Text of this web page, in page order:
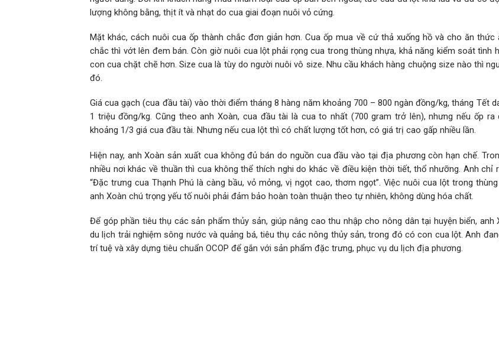
lượng không bằng, thịt ít và nhạt do cua giai đoạn nuôi vỏ cứng.
Mặt khác, cách nuôi cua ốp thành chắc đơn giản hơn. Cua ốp mua về cứ thả xuống hồ và cho ăn thức
chắc thì vớt lên đem bán. Còn giờ nuôi cua lột phải rọng cua trong thùng nhựa, khả năng kiểm soát tình
con cua chặt chẽ hơn. Size cua là tùy do người nuôi vô size. Nhu cầu khách hàng chuộng size nào thì
đó.
Giá cua gạch (cua đầu tài) vào thời điểm tháng 8 hàng năm khoảng 700 – 800 ngàn đồng/kg, tháng Tết
1 triệu đồng/kg. Cũng theo anh Xoàn, cua đầu tài là cua to nhất (700 gram trở lên), nhưng nếu ốp
khoảng 1/3 giá cua đầu tài. Nhưng nếu cua lột thì có chất lượng tốt hơn, có giá trị cao gấp nhiều lần.
Hiện nay, anh Xoàn sản xuất cua không đủ bán do nguồn cua đầu vào tại địa phương còn hạn chế.
nhiều nơi khác về thuần thì cua không thể thích nghi do khác về điều kiện thời tiết, thổ nhưỡng. Anh chỉ
“Đặc trưng cua Thạnh Phú là càng bầu, vỏ mỏng, vị ngọt cao, thơm ngọt”. Việc nuôi cua lột trong
anh Xoàn chú trọng yếu tố nuôi phải đảm bảo hoàn toàn thuận theo tự nhiên, không dùng hóa chất.
Để góp phần tiêu thụ các sản phẩm thủy sản, giúp nâng cao thu nhập cho nông dân tại huyện biển, anh
du lịch trải nghiệm sông nước và quảng bá, tiêu thụ các nông thủy sản, trong đó có con cua lột. Anh
trí tuệ và xây dựng tiêu chuẩn OCOP để gắn với sản phẩm đặc trưng, phục vụ du lịch địa phương.